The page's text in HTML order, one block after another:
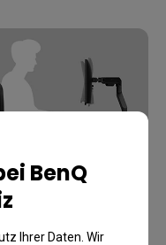
BenQ
Ihrer Daten. Wir